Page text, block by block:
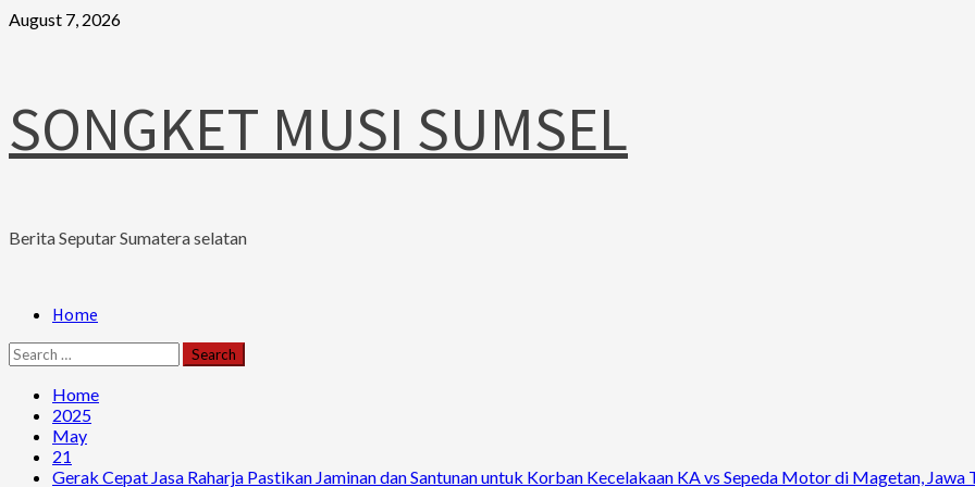
Skip
August 7, 2026
SONGKET MUSI SUMSEL
Berita Seputar Sumatera selatan
PrimaryHome
Search
for:
Home
2025
May
21
Gerak Cepat Jasa Raharja Pastikan Jaminan dan Santunan untuk Korban Kecelakaan KA vs Sepeda Motor di Magetan, Jawa